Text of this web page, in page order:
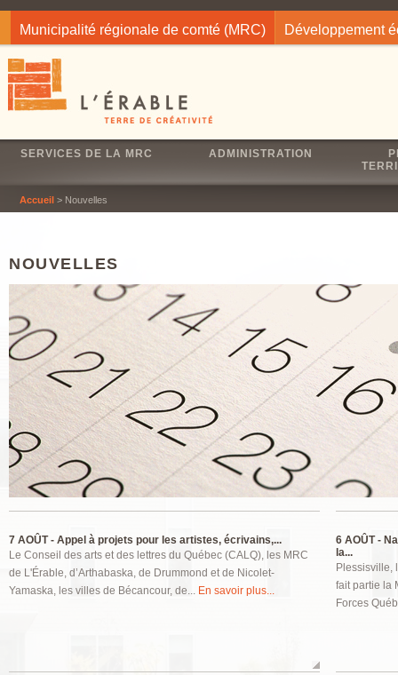
Municipalité régionale de comté (MRC) Développement
SERVICES DE LA MRC ADMINISTRATION
Accueil > Nouvelles
NOUVELLES
7 AOÛT - Appel à projets pour les artistes, écrivains,...
Le Conseil des arts et des lettres du Québec (CALQ), les MRC
de L'Érable, d’Arthabaska, de Drummond et de Nicolet-
Yamaska, les villes de Bécancour, de... En savoir plus...
6 AOÛT -
la...
Plessisville,
fait partie la
Forces
Pages